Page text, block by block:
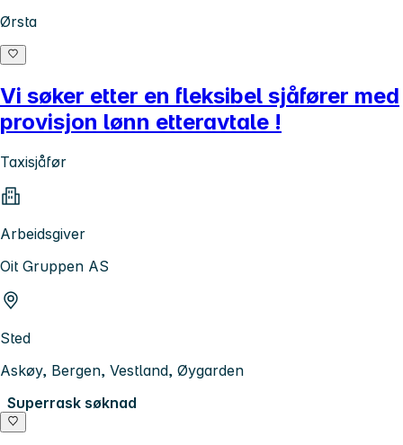
Ørsta
Vi søker etter en fleksibel sjåfører med
provisjon lønn etteravtale !
Taxisjåfør
Arbeidsgiver
Oit Gruppen AS
Sted
Askøy, Bergen, Vestland, Øygarden
Superrask søknad